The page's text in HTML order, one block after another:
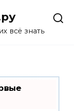
всё знать